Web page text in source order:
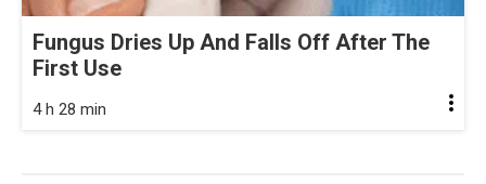
Fungus Dries Up And Falls Off After The
First Use
4 h 28 min